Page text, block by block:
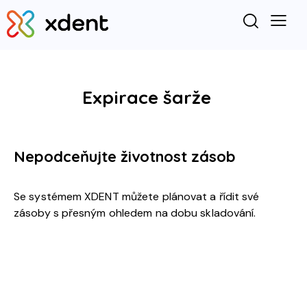
Expirace šarže
Nepodceňujte životnost zásob
Se systémem XDENT můžete plánovat a řídit své
zásoby s přesným ohledem na dobu skladování.